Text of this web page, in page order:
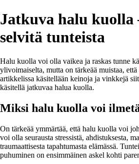
Jatkuva halu
selvitä tunteista
Halu kuolla voi olla vaikea ja raskas tunne
ylivoimaiselta, mutta on tärkeää muistaa, että
artikkelissa käsitellään keinoja ja vinkkejä
käsitellä jatkuvaa halua kuolla.
Miksi halu kuolla voi
On tärkeää ymmärtää, että halu kuolla voi
voi olla seurausta stressistä, ahdistuksesta,
traumaattisesta tapahtumasta elämässä.
puhuminen on ensimmäinen askel kohti